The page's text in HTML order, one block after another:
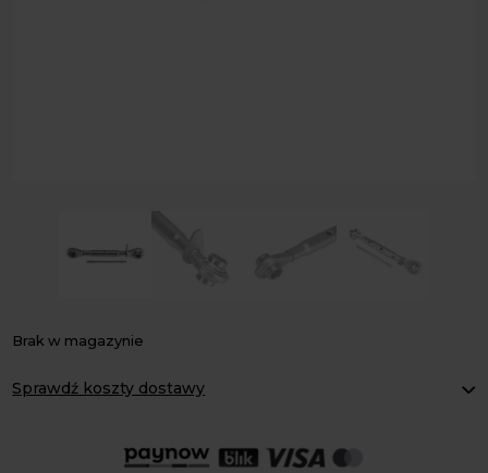
Brak w magazynie
Sprawdź koszty dostawy
Odbiór osobisty:Oblekoń 156a, 28-133 Pacanów